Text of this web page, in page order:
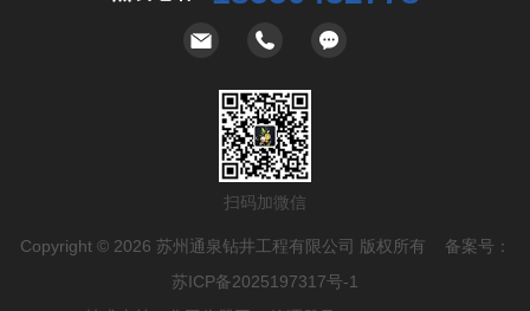
扫码加微信
Copyright © 2026 苏州通泉钻井工程有限公司 版权所有 备案号：
苏ICP备2025197317号-1